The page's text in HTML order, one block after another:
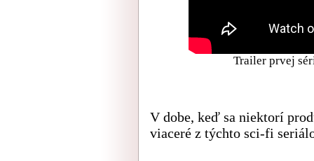
Trailer prvej
V dobe, keď sa niektorí
viaceré z týchto sci-fi